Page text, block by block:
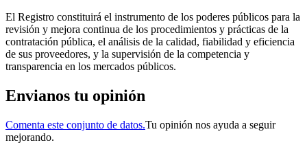
El Registro constituirá el instrumento de los poderes públicos para la
revisión y mejora continua de los procedimientos y prácticas de la
contratación pública, el análisis de la calidad, fiabilidad y eficiencia
de sus proveedores, y la supervisión de la competencia y
transparencia en los mercados públicos.
Envianos tu opinión
Comenta este conjunto de datos.Tu opinión nos ayuda a seguir
mejorando.